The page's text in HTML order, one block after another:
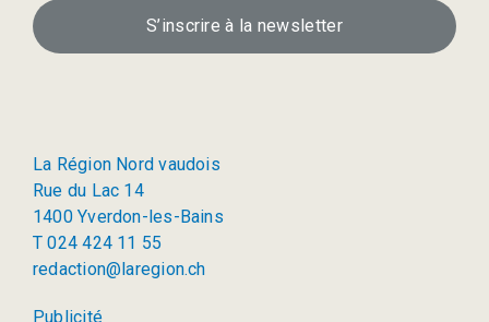
S’inscrire à la newsletter
La Région Nord vaudois
Rue du Lac 14
1400 Yverdon-les-Bains
T 024 424 11 55
redaction@laregion.ch
Publicité